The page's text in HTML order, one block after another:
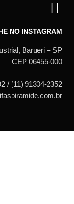
NO INSTAGRAM
Barueri – SP
CEP 06455-000
/ (11) 91304-2352